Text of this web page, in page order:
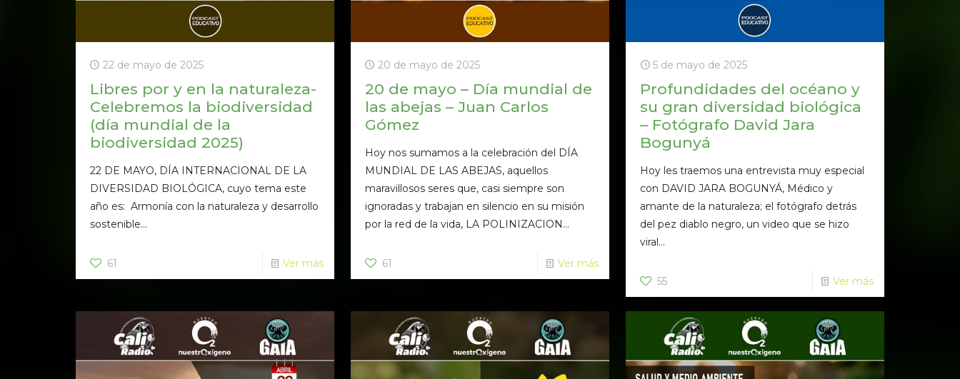
22 de mayo de 2025
Libres por y en la naturaleza-
Celebremos la biodiversidad
(día mundial de la
biodiversidad 2025)
22 DE MAYO, DÍA INTERNACIONAL DE LA
DIVERSIDAD BIOLÓGICA, cuyo tema este
año es: Armonía con la naturaleza y desarrollo
sostenible...
61 Ver más
20 de mayo de 2025
20 de mayo – Día mundial de
las abejas – Juan Carlos
Gómez
Hoy nos sumamos a la celebración del DÍA
MUNDIAL DE LAS ABEJAS, aquellos
maravillosos seres que, casi siempre son
ignoradas y trabajan en silencio en su misión
por la red de la vida, LA POLINIZACION...
61 Ver más
5 de mayo de 2025
Profundidades del océano y
su gran diversidad biológica
– Fotógrafo David Jara
Bogunyá
Hoy les traemos una entrevista muy especial
con DAVID JARA BOGUNYÁ, Médico y
amante de la naturaleza; el fotógrafo detrás
del pez diablo negro, un video que se hizo
viral...
55 Ver más